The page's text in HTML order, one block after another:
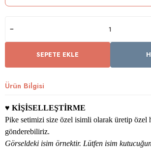
SEPETE EKLE
Ürün Bilgisi
♥ KİŞİSELLEŞTİRME
Pike setimizi size özel isimli olarak üretip özel
gönderebiliriz.
Görseldeki isim örnektir. Lütfen isim